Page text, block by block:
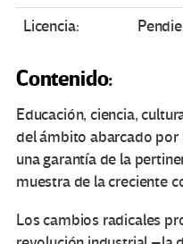
Licencia:
Contenido:
Educación, ciencia,
del ámbito abarcado por
una garantía de la
muestra de la creciente
Los cambios radicales